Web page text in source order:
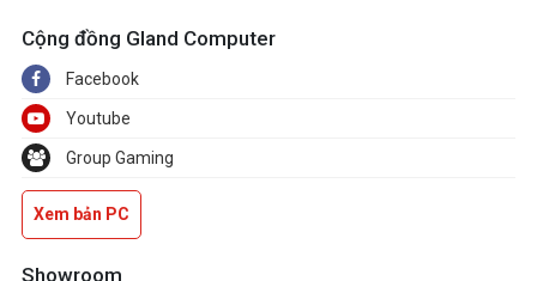
Cộng đồng Gland Computer
Facebook
Youtube
Group Gaming
Xem bản PC
Showroom